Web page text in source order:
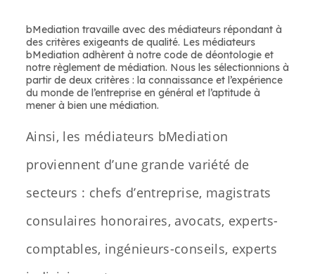
bMediation travaille avec des médiateurs répondant à
des critères exigeants de qualité. Les médiateurs
bMediation adhèrent à notre code de déontologie et
notre règlement de médiation. Nous les sélectionnions à
partir de deux critères : la connaissance et l’expérience
du monde de l’entreprise en général et l’aptitude à
mener à bien une médiation.
Ainsi, les médiateurs bMediation
proviennent d’une grande variété de
secteurs : chefs d’entreprise, magistrats
consulaires honoraires, avocats, experts-
comptables, ingénieurs-conseils, experts